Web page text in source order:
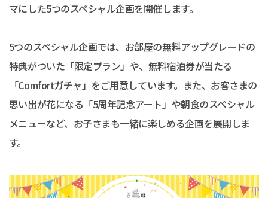
マにした5つのスペシャル企画を開催します。
5つのスペシャル企画では、お部屋の無料アップグレードの
特典がついた「限定プラン」や、無料宿泊券が当たる
「Comfortガチャ」をご用意しています。また、お客さまの
思い出が花になる「5周年記念アート」や朝食のスペシャル
メニューなど、お子さまも一緒に楽しめる企画を展開しま
す。